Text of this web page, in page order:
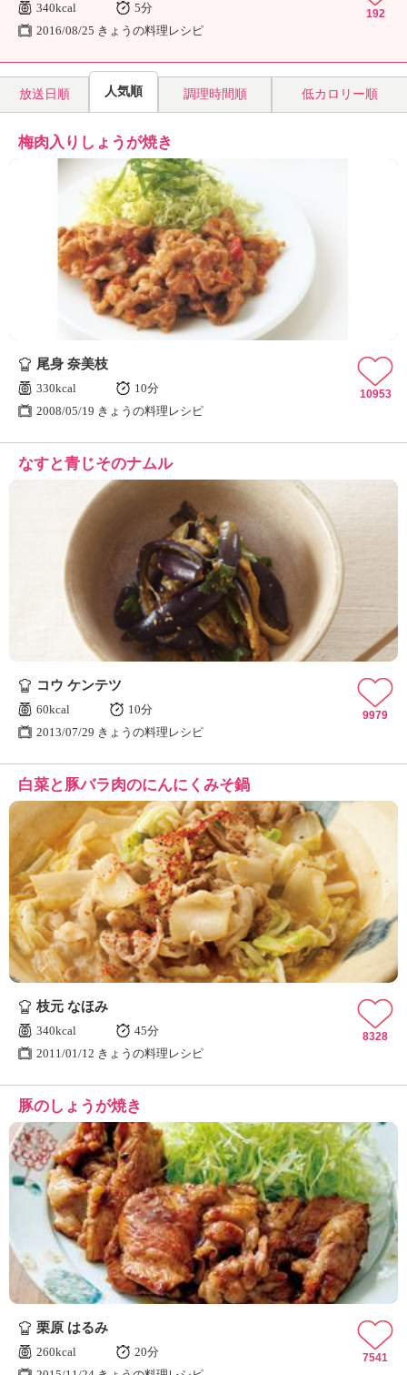
」
340kcal
5分
2016/08/25 きょうの料理レシピ
192
放送日順 人気順 調理時間順 低カロリー順
梅肉入りしょうが焼き
尾身 奈美枝
330kcal
10分
2008/05/19 きょうの料理レシピ
10953
なすと青じそのナムル
コウ ケンテツ
60kcal
10分
2013/07/29 きょうの料理レシピ
9979
白菜と豚バラ肉のにんにくみそ鍋
枝元 なほみ
340kcal
45分
2011/01/12 きょうの料理レシピ
8328
豚のしょうが焼き
栗原 はるみ
260kcal
20分
7541